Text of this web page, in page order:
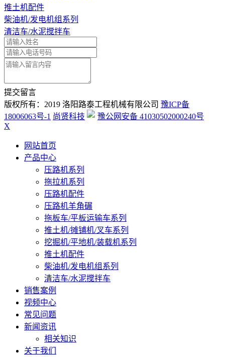
推土机配件
柴油机/发电机组系列
清洁车/水泥搅拌车
提交留言
版权所有：2019 洛阳路泰工程机械有限公司 豫ICP备
18006063号-1 尚贤科技
豫公网安备 41030502000240号
X
网站首页
产品中心
压路机系列
拖拉机系列
压路机配件
压路机羊角碾
拖板车/平板运输车系列
推土机/摊铺机/叉车系列
挖掘机/平地机/装载机系列
推土机配件
柴油机/发电机组系列
清洁车/水泥搅拌车
销售案例
视频中心
常见问题
新闻资讯
相关知识
关于我们